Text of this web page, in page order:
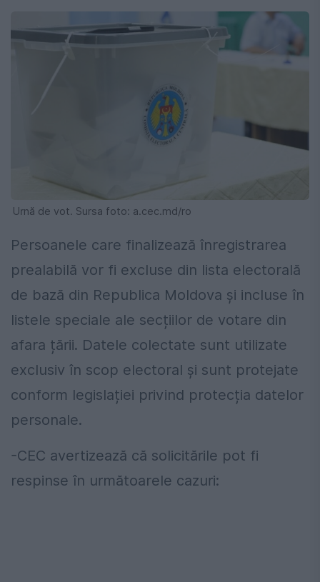
Urnă de vot. Sursa foto: a.cec.md/ro
Persoanele care finalizează înregistrarea
prealabilă vor fi excluse din lista electorală
de bază din Republica Moldova și incluse în
listele speciale ale secțiilor de votare din
afara țării. Datele colectate sunt utilizate
exclusiv în scop electoral și sunt protejate
conform legislației privind protecția datelor
personale.
-CEC avertizează că solicitările pot fi
respinse în următoarele cazuri: